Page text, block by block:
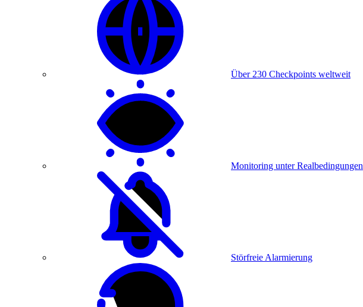
Über 230 Checkpoints weltweit
Monitoring unter Realbedingungen
Störfreie Alarmierung